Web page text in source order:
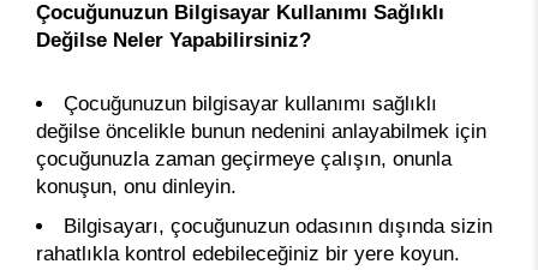
Çocuğunuzun Bilgisayar Kullanımı Sağlıklı
Değilse Neler Yapabilirsiniz?
Çocuğunuzun bilgisayar kullanımı sağlıklı
değilse öncelikle bunun nedenini anlayabilmek için
çocuğunuzla zaman geçirmeye çalışın, onunla
konuşun, onu dinleyin.
Bilgisayarı, çocuğunuzun odasının dışında sizin
rahatlıkla kontrol edebileceğiniz bir yere koyun.